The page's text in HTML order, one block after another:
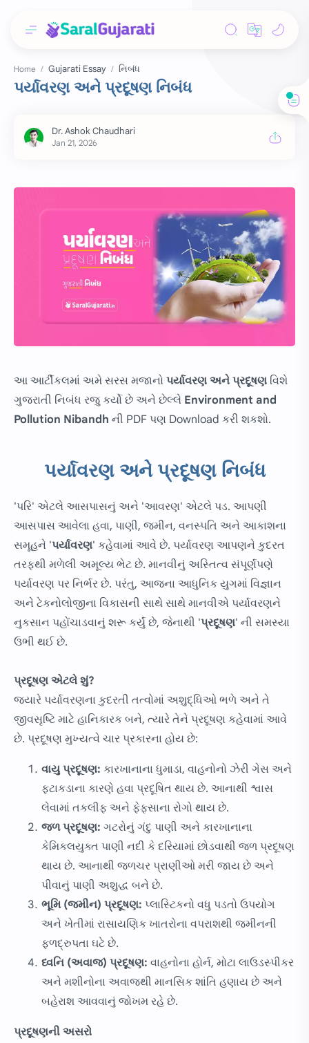
Home Gujarati Essay નિબંધ
પર્યાવરણ અને પ્રદૂષણ નિબંધ
આ આર્ટીકલમાં અમે સરસ મજાનો પર્યાવરણ અને પ્રદૂષણ વિશે
ગુજરાતી નિબંધ રજુ કર્યો છે અને છેલ્લે Environment and
Pollution Nibandh ની PDF પણ Download કરી શકશો.
પર્યાવરણ અને પ્રદૂષણ નિબંધ
'પરિ' એટલે આસપાસનું અને 'આવરણ' એટલે પડ. આપણી
આસપાસ આવેલા હવા, પાણી, જમીન, વનસ્પતિ અને આકાશના
સમૂહને 'પર્યાવરણ' કહેવામાં આવે છે. પર્યાવરણ આપણને કુદરત
તરફથી મળેલી અમૂલ્ય ભેટ છે. માનવીનું અસ્તિત્વ સંપૂર્ણપણે
પર્યાવરણ પર નિર્ભર છે. પરંતુ, આજના આધુનિક યુગમાં વિજ્ઞાન
અને ટેકનોલોજીના વિકાસની સાથે સાથે માનવીએ પર્યાવરણને
નુકસાન પહોંચાડવાનું શરૂ કર્યું છે, જેનાથી 'પ્રદૂષણ' ની સમસ્યા
ઉભી થઈ છે.
પ્રદૂષણ એટલે શું?
જ્યારે પર્યાવરણના કુદરતી તત્વોમાં અશુદ્ધિઓ ભળે અને તે
જીવસૃષ્ટિ માટે હાનિકારક બને, ત્યારે તેને પ્રદૂષણ કહેવામાં આવે
છે. પ્રદૂષણ મુખ્યત્વે ચાર પ્રકારના હોય છે:
વાયુ પ્રદૂષણ: કારખાનાના ધુમાડા, વાહનોનો ઝેરી ગેસ અને
ફટાકડાના કારણે હવા પ્રદૂષિત થાય છે. આનાથી શ્વાસ
લેવામાં તકલીફ અને ફેફસાના રોગો થાય છે.
જળ પ્રદૂષણ: ગટરોનું ગંદુ પાણી અને કારખાનાના
કેમિકલયુક્ત પાણી નદી કે દરિયામાં છોડવાથી જળ પ્રદૂષણ
થાય છે. આનાથી જળચર પ્રાણીઓ મરી જાય છે અને
પીવાનું પાણી અશુદ્ધ બને છે.
ભૂમિ (જમીન) પ્રદૂષણ: પ્લાસ્ટિકનો વધુ પડતો ઉપયોગ
અને ખેતીમાં રાસાયણિક ખાતરોના વપરાશથી જમીનની
ફળદ્રુપતા ઘટે છે.
ધ્વનિ (અવાજ) પ્રદૂષણ: વાહનોના હોર્ન, મોટા લાઉડસ્પીકર
અને મશીનોના અવાજથી માનસિક શાંતિ હણાય છે અને
બહેરાશ આવવાનું જોખમ રહે છે.
પ્રદૂષણની અસરો